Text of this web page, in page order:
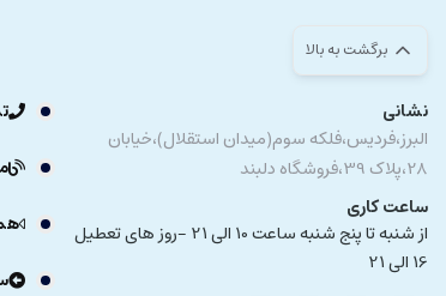
برگشت به بالا
نشانی
البرز،فردیس،فلکه سوم(میدان استقلال)،خیابان
28،پلاک 39،فروشگاه دلبند
ساعت کاری
از شنبه تا پنج شنبه ساعت 10 الی 21 -روز های تعطیل
16 الی 21